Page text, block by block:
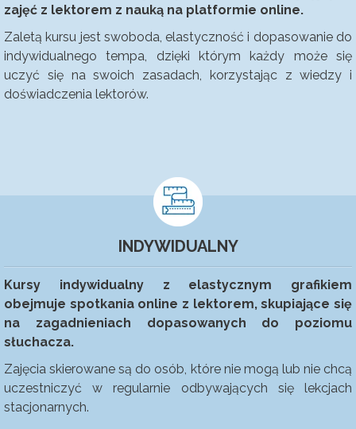
zajęć z lektorem z nauką na platformie online.
Zaletą kursu jest swoboda, elastyczność i dopasowanie do
indywidualnego tempa, dzięki którym każdy może się
uczyć się na swoich zasadach, korzystając z wiedzy i
doświadczenia lektorów.
INDYWIDUALNY
Kursy indywidualny z elastycznym grafikiem
obejmuje spotkania online z lektorem, skupiające się
na zagadnieniach dopasowanych do poziomu
słuchacza.
Zajęcia skierowane są do osób, które nie mogą lub nie chcą
uczestniczyć w regularnie odbywających się lekcjach
stacjonarnych.